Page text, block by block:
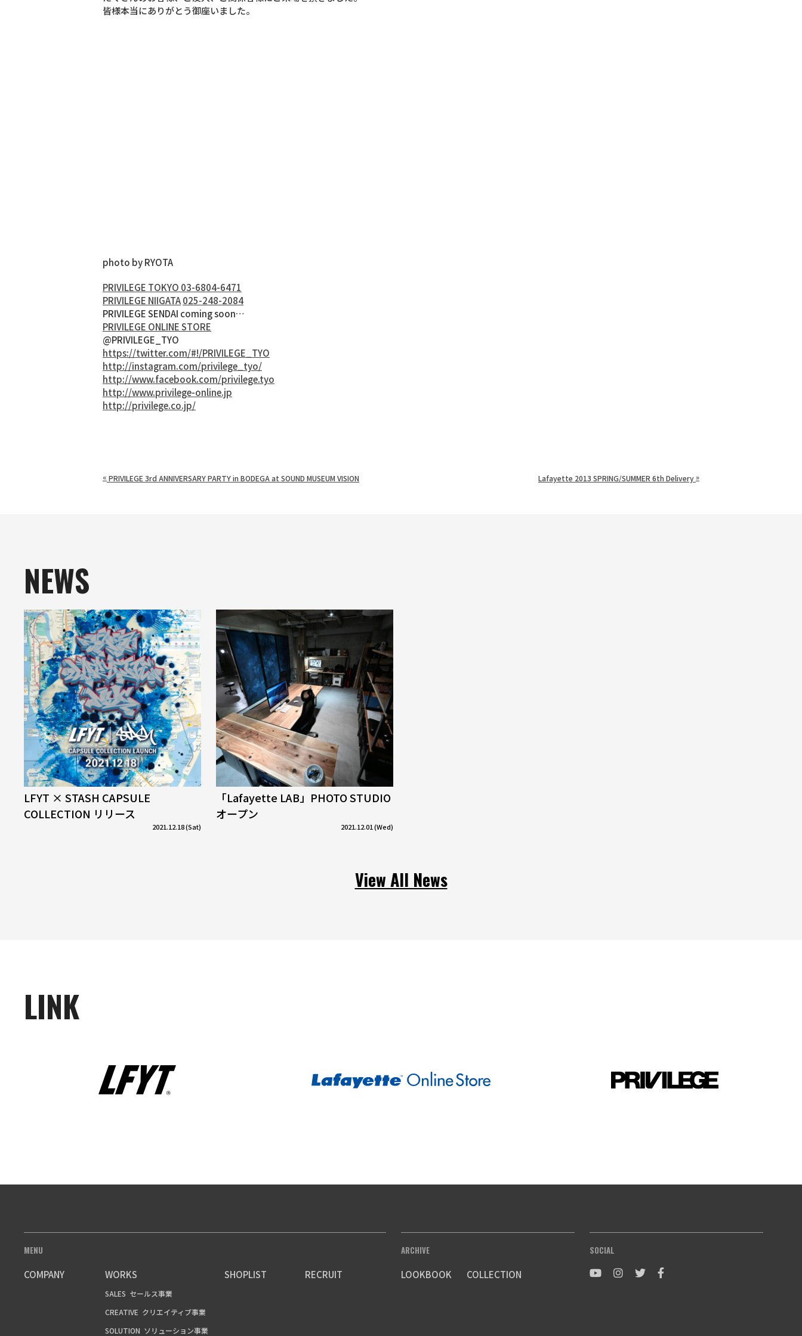
皆様本当にありがとう御座いました。
photo by RYOTA
PRIVILEGE TOKYO 03-6804-6471
PRIVILEGE NIIGATA025-248-2084
PRIVILEGE SENDAI coming soon…
PRIVILEGE ONLINE STORE
@PRIVILEGE_TYO
https://twitter.com/#!/PRIVILEGE_TYO
http://instagram.com/privilege_tyo/
http://www.facebook.com/privilege.tyo
http://www.privilege-online.jp
http://privilege.co.jp/
« PRIVILEGE 3rd ANNIVERSARY PARTY in BODEGA at SOUND MUSEUM VISION Lafayette 2013 SPRING/SUMMER 6th Delivery»
NEWS
LFYT × STASH CAPSULE
COLLECTION リリース
2021.12.18 (Sat)
「Lafayette LAB」PHOTO STUDIO
オープン
2021.12.01 (Wed)
View All News
LINK
MENU
COMPANY WORKS
SALES セールス事業
CREATIVE クリエイティブ事業
SOLUTION ソリューション事業
SHOPLIST RECRUIT
ARCHIVE
LOOKBOOK COLLECTION
SOCIAL